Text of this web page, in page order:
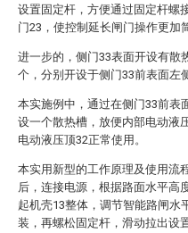
设置固定杆，方便通过固定杆螺
门23，使控制延长闸门操作更加
进一步的，侧门33表面开设有散
个，分别开设于侧门33前表面左
本实施例中，通过在侧门33前表
设一个散热槽，放便内部电动液
电动液压顶32正常使用。
本实用新型的工作原理及使用流
后，连接电源，根据路面水平高
起机壳13整体，调节智能路闸水
装，再螺松固定杆，滑动拉出设